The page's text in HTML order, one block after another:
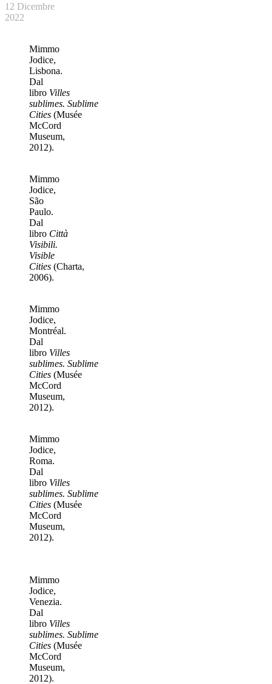
12 Dicembre
2022
Mimmo
Jodice,
Lisbona.
Dal
libro Villes
sublimes. Sublime
Cities (Musée
McCord
Museum,
2012).
Mimmo
Jodice,
São
Paulo.
Dal
libro Città
Visibili.
Visible
Cities (Charta,
2006).
Mimmo
Jodice,
Montréal.
Dal
libro Villes
sublimes. Sublime
Cities (Musée
McCord
Museum,
2012).
Mimmo
Jodice,
Roma.
Dal
libro Villes
sublimes. Sublime
Cities (Musée
McCord
Museum,
2012).
Mimmo
Jodice,
Venezia.
Dal
libro Villes
sublimes. Sublime
Cities (Musée
McCord
Museum,
2012).